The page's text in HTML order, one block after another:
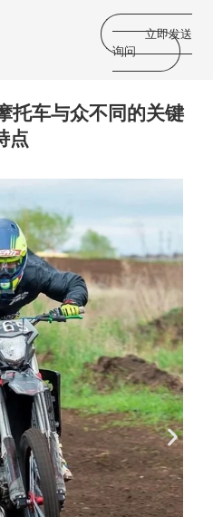
立即发送
询问
托车与众不同的关键
点